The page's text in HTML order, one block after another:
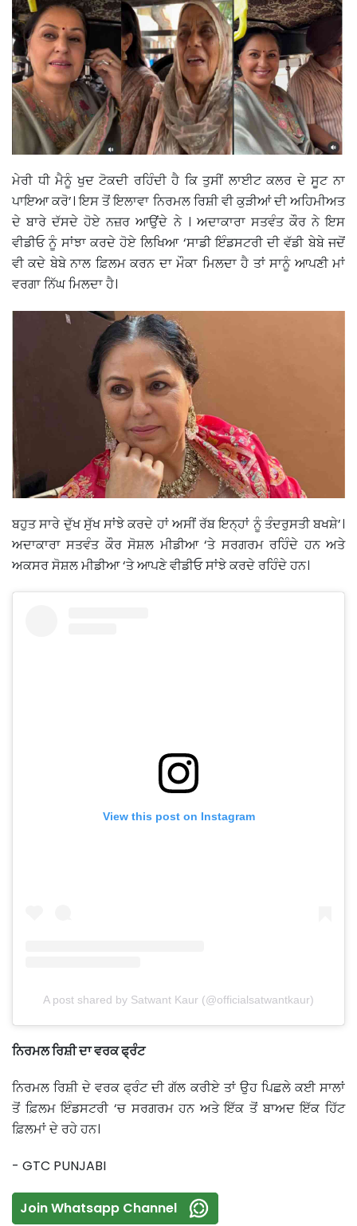
ਮੇਰੀ ਧੀ ਮੈਨੂੰ ਖੁਦ ਟੋਕਦੀ ਰਹਿੰਦੀ ਹੈ ਕਿ ਤੁਸੀਂ ਲਾਈਟ ਕਲਰ ਦੇ ਸੂਟ ਨਾ
ਪਾਇਆ ਕਰੋ’। ਇਸ ਤੋਂ ਇਲਾਵਾ ਨਿਰਮਲ ਰਿਸ਼ੀ ਵੀ ਕੁੜੀਆਂ ਦੀ ਅਹਿਮੀਅਤ
ਦੇ ਬਾਰੇ ਦੱਸਦੇ ਹੋਏ ਨਜ਼ਰ ਆਉਂਦੇ ਨੇ । ਅਦਾਕਾਰਾ ਸਤਵੰਤ ਕੌਰ ਨੇ ਇਸ
ਵੀਡੀਓ ਨੂੰ ਸਾਂਝਾ ਕਰਦੇ ਹੋਏ ਲਿਖਿਆ ‘ਸਾਡੀ ਇੰਡਸਟਰੀ ਦੀ ਵੱਡੀ ਬੇਬੇ ਜਦੋਂ
ਵੀ ਕਦੇ ਬੇਬੇ ਨਾਲ ਫ਼ਿਲਮ ਕਰਨ ਦਾ ਮੌਕਾ ਮਿਲਦਾ ਹੈ ਤਾਂ ਸਾਨੂੰ ਆਪਣੀ ਮਾਂ
ਵਰਗਾ ਨਿੱਘ ਮਿਲਦਾ ਹੈ।
ਬਹੁਤ ਸਾਰੇ ਦੁੱਖ ਸੁੱਖ ਸਾਂਝੇ ਕਰਦੇ ਹਾਂ ਅਸੀਂ ਰੱਬ ਇਨ੍ਹਾਂ ਨੂੰ ਤੰਦਰੁਸਤੀ ਬਖਸ਼ੇ’।
ਅਦਾਕਾਰਾ ਸਤਵੰਤ ਕੌਰ ਸੋਸ਼ਲ ਮੀਡੀਆ ‘ਤੇ ਸਰਗਰਮ ਰਹਿੰਦੇ ਹਨ ਅਤੇ
ਅਕਸਰ ਸੋਸ਼ਲ ਮੀਡੀਆ ‘ਤੇ ਆਪਣੇ ਵੀਡੀਓ ਸਾਂਝੇ ਕਰਦੇ ਰਹਿੰਦੇ ਹਨ।
View this post on Instagram
A post shared by Satwant Kaur (@officialsatwantkaur)
ਨਿਰਮਲ ਰਿਸ਼ੀ ਦਾ ਵਰਕ ਫ੍ਰੰਟ
ਨਿਰਮਲ ਰਿਸ਼ੀ ਦੇ ਵਰਕ ਫ੍ਰੰਟ ਦੀ ਗੱਲ ਕਰੀਏ ਤਾਂ ਉਹ ਪਿਛਲੇ ਕਈ ਸਾਲਾਂ
ਤੋਂ ਫ਼ਿਲਮ ਇੰਡਸਟਰੀ ‘ਚ ਸਰਗਰਮ ਹਨ ਅਤੇ ਇੱਕ ਤੋਂ ਬਾਅਦ ਇੱਕ ਹਿੱਟ
ਫ਼ਿਲਮਾਂ ਦੇ ਰਹੇ ਹਨ।
- GTC PUNJABI
Join Whatsapp Channel